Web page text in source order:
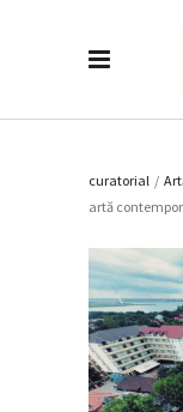
curatorial /
artă